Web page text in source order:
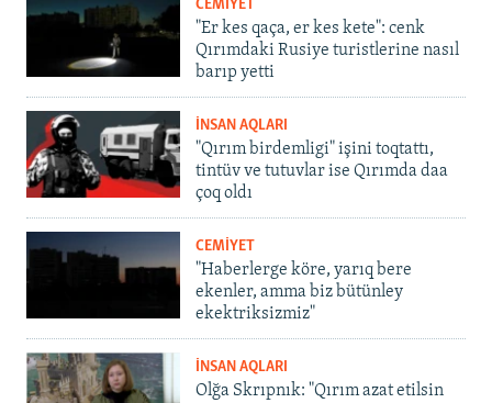
CEMİYET
"Er kes qaça, er kes kete": cenk
Qırımdaki Rusiye turistlerine nasıl
barıp yetti
İNSAN AQLARI
"Qırım birdemligi" işini toqtattı,
tintüv ve tutuvlar ise Qırımda daa
çoq oldı
CEMİYET
"Haberlerge köre, yarıq bere
ekenler, amma biz bütünley
ekektriksizmiz"
İNSAN AQLARI
Olğa Skrıpnık: "Qırım azat etilsin